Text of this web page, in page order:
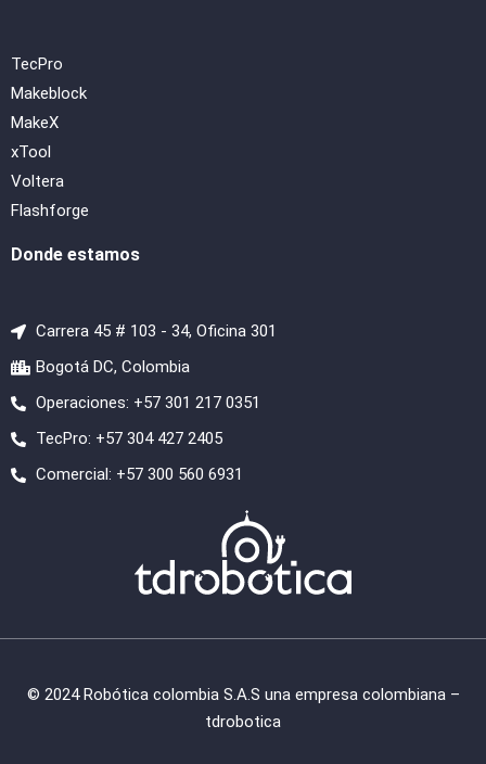
TecPro
Makeblock
MakeX
xTool
Voltera
Flashforge
Donde estamos
Carrera 45 # 103 - 34, Oficina 301
Bogotá DC, Colombia
Operaciones: +57 301 217 0351
TecPro: +57 304 427 2405
Comercial: +57 300 560 6931
© 2024 Robótica colombia S.A.S una empresa colombiana –
tdrobotica